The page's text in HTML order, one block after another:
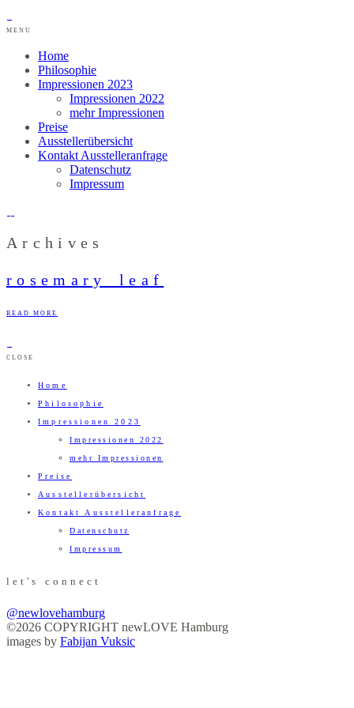
MENU
Home
Philosophie
Impressionen 2023
Impressionen 2022
mehr Impressionen
Preise
Ausstellerübersicht
Kontakt Ausstelleranfrage
Datenschutz
Impressum
Archives
rosemary_leaf
READ MORE
CLOSE
Home
Philosophie
Impressionen 2023
Impressionen 2022
mehr Impressionen
Preise
Ausstellerübersicht
Kontakt Ausstelleranfrage
Datenschutz
Impressum
let's connect
@newlovehamburg
©2026 COPYRIGHT newLOVE Hamburg
images by Fabijan Vuksic